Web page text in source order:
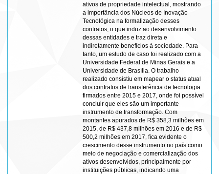
ativos de propriedade intelectual, mostrando
a importância dos Núcleos de Inovação
Tecnológica na formalização desses
contratos, o que induz ao desenvolvimento
dessas entidades e traz direta e
indiretamente benefícios à sociedade. Para
tanto, um estudo de caso foi realizado com a
Universidade Federal de Minas Gerais e a
Universidade de Brasília. O trabalho
realizado consistiu em mapear o status atual
dos contratos de transferência de tecnologia
firmados entre 2015 e 2017, onde foi possível
concluir que eles são um importante
instrumento de transformação. Com
montantes apurados de R$ 358,3 milhões em
2015, de R$ 437,8 milhões em 2016 e de R$
500,2 milhões em 2017, fica evidente o
crescimento desse instrumento no país como
meio de negociação e comercialização dos
ativos desenvolvidos, principalmente por
instituições públicas, indicando uma